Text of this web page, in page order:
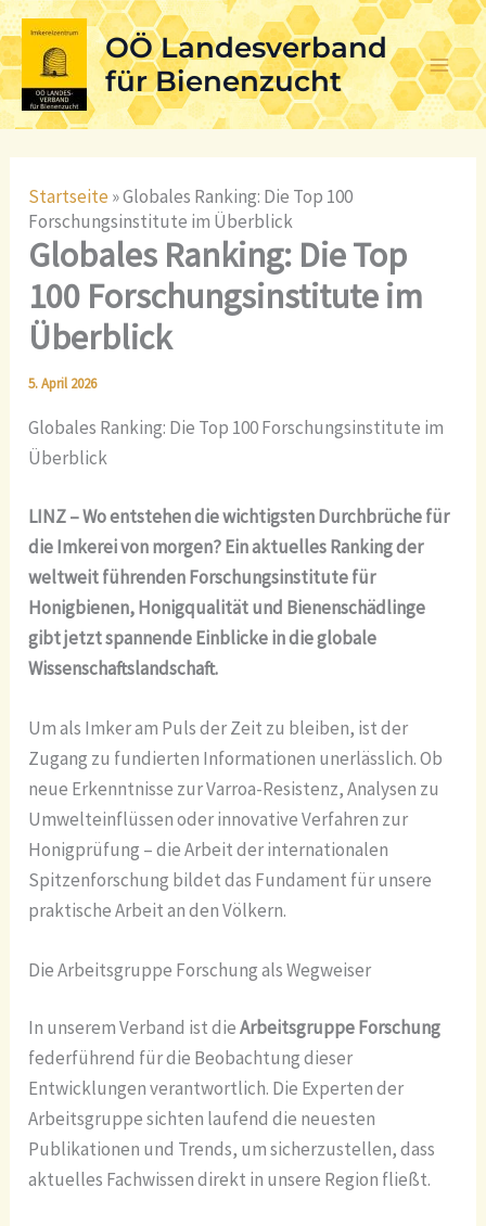
Skip
to
content
OÖ Landesverband
für Bienenzucht
Startseite »Globales Ranking: Die Top 100
Forschungsinstitute im Überblick
Globales Ranking: Die Top
100 Forschungsinstitute im
Überblick
5. April 2026
Globales Ranking: Die Top 100 Forschungsinstitute im
Überblick
LINZ – Wo entstehen die wichtigsten Durchbrüche für
die Imkerei von morgen? Ein aktuelles Ranking der
weltweit führenden Forschungsinstitute für
Honigbienen, Honigqualität und Bienenschädlinge
gibt jetzt spannende Einblicke in die globale
Wissenschaftslandschaft.
Um als Imker am Puls der Zeit zu bleiben, ist der
Zugang zu fundierten Informationen unerlässlich. Ob
neue Erkenntnisse zur Varroa-Resistenz, Analysen zu
Umwelteinflüssen oder innovative Verfahren zur
Honigprüfung – die Arbeit der internationalen
Spitzenforschung bildet das Fundament für unsere
praktische Arbeit an den Völkern.
Die Arbeitsgruppe Forschung als Wegweiser
In unserem Verband ist dieArbeitsgruppe Forschung
federführend für die Beobachtung dieser
Entwicklungen verantwortlich. Die Experten der
Arbeitsgruppe sichten laufend die neuesten
Publikationen und Trends, um sicherzustellen, dass
aktuelles Fachwissen direkt in unsere Region fließt.